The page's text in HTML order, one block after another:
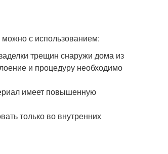
с использованием:
трещин снаружи дома из
и процедуру необходимо
имеет повышенную
только во внутренних